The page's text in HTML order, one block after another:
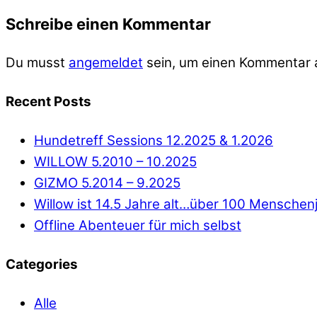
Schreibe einen Kommentar
Du musst angemeldet sein, um einen Kommentar
Recent Posts
Hundetreff Sessions 12.2025 & 1.2026
WILLOW 5.2010 – 10.2025
GIZMO 5.2014 – 9.2025
Willow ist 14.5 Jahre alt…über 100
Offline Abenteuer für mich selbst
Categories
Alle